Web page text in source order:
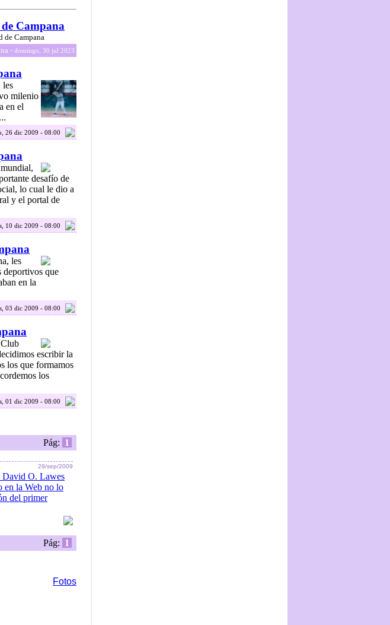
Campana
de Campana
- domingo, 30 jul 2023
les
milenio
en el
26 dic 2009 - 08:00
desafío de
lo cual le dio a
y el portal de
10 dic 2009 - 08:00
les
deportivos que
en la
03 dic 2009 - 08:00
escribir la
los que formamos
los
01 dic 2009 - 08:00
Pág: 1
29/sep/2009
David O. Lawes
en la Web no lo
del primer
Pág: 1
Fotos